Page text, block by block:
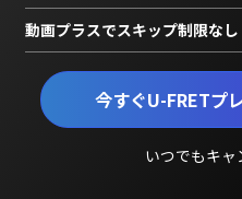
今すぐU-FRETプ
いつでもキ
動画プラスでスキップ制限なし